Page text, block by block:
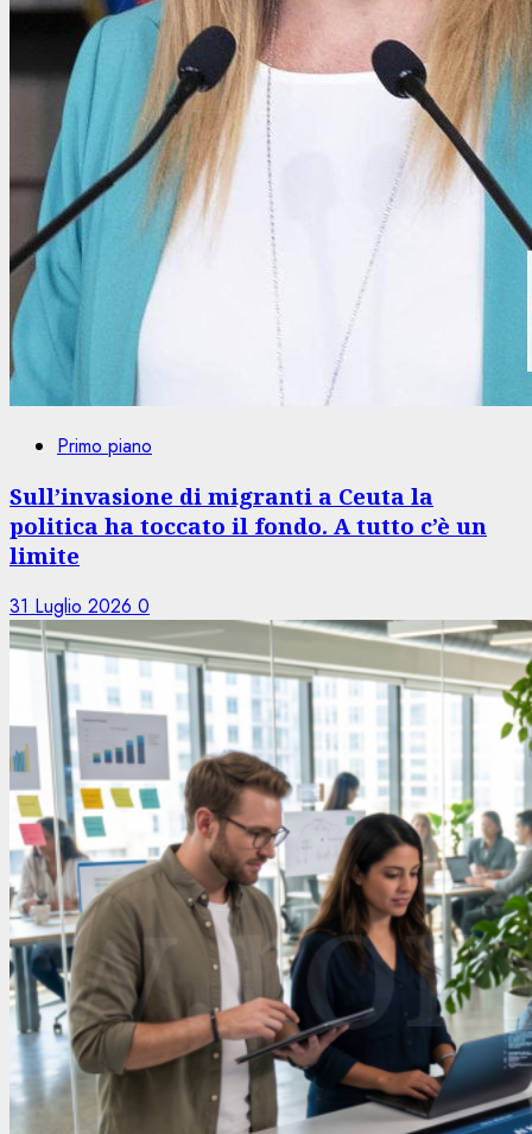
Primo piano
Sull’invasione di migranti a Ceuta la
politica ha toccato il fondo. A tutto c’è un
limite
31 Luglio 2026 0